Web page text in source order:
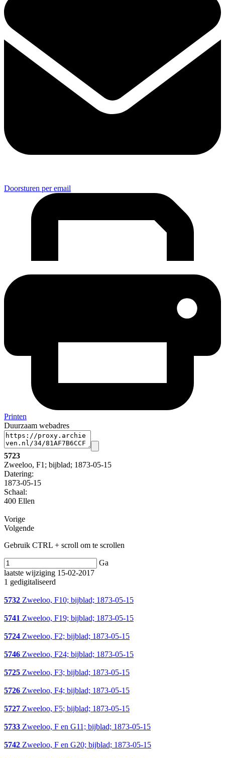
Doorsturen per email
Printen
Duurzaam webadres
5723
Zweeloo, F1; bijblad; 1873-05-15
Datering:
1873-05-15
Schaal:
400 Ellen
Vorige
Volgende
Gebruik CTRL + scroll om te scrollen
Ga
laatste wijziging 15-02-2017
1 gedigitaliseerd
5732 Zweeloo, F10; bijblad; 1873-05-15
5741 Zweeloo, F19; bijblad; 1873-05-15
5724 Zweeloo, F2; bijblad; 1873-05-15
5746 Zweeloo, F24; bijblad; 1873-05-15
5725 Zweeloo, F3; bijblad; 1873-05-15
5726 Zweeloo, F4; bijblad; 1873-05-15
5727 Zweeloo, F5; bijblad; 1873-05-15
5733 Zweeloo, F en G11; bijblad; 1873-05-15
5742 Zweeloo, F en G20; bijblad; 1873-05-15